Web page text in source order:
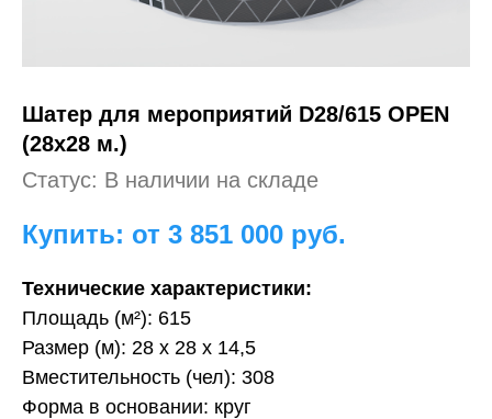
Шатер для мероприятий D28/615 OPEN
(28х28 м.)
Статус: В наличии на складе
Купить: от 3 851 000 руб.
Технические характеристики:
Площадь (м²): 615
Размер (м): 28 х 28 х 14,5
Вместительность (чел): 308
Форма в основании: круг